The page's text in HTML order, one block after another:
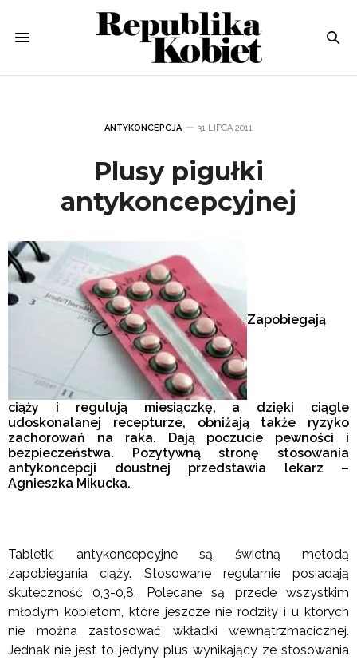
ANTYKONCEPCJA 31 LIPCA 2011
Plusy pigułki
antykoncepcyjnej
Zapobiegają
ciąży i regulują miesiączkę, a dzięki ciągle
udoskonalanej recepturze, obniżają także ryzyko
zachorowań na raka. Dają poczucie pewności i
bezpieczeństwa. Pozytywną stronę stosowania
antykoncepcji doustnej przedstawia lekarz –
Agnieszka Mikucka.
Tabletki antykoncepcyjne są świetną metodą
zapobiegania ciąży. Stosowane regularnie posiadają
skuteczność 0,3-0,8. Polecane są przede wszystkim
młodym kobietom, które jeszcze nie rodziły i u których
nie można zastosować wkładki wewnątrzmacicznej.
Jednak nie jest to jedyny plus wynikający ze stosowania